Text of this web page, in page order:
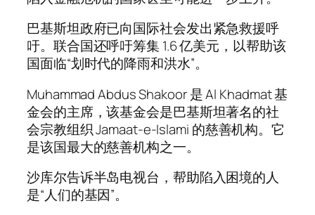
巴基斯坦政府已向国际社会发出紧急救援呼
吁。联合国还呼吁筹集 1.6 亿美元，以帮助该
国面临“划时代的降雨和洪水”。
Muhammad Abdus Shakoor 是 Al Khadmat 基
金会的主席，该基金会是巴基斯坦著名的社
会宗教组织 Jamaat-e-Islami 的慈善机构。它
是该国最大的慈善机构之一。
沙库尔告诉半岛电视台，帮助陷入困境的人
是“人们的基因”。